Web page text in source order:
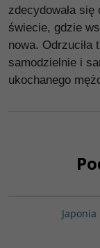
zdecydowała
świecie, gdzie
nowa. Odrzuciła
samodzielnie i
ukochanego